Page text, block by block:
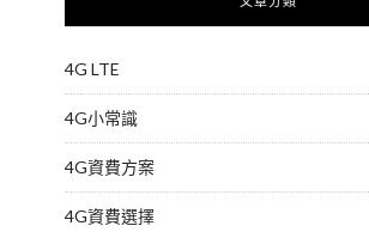
4G LTE
4G小常識
4G資費方案
4G資費選擇